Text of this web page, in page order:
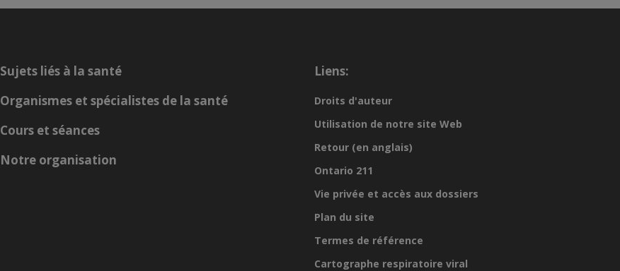
Sujets liés à la santé
Organismes et spécialistes de la santé
Cours et séances
Notre organisation
Liens:
Droits d'auteur
Utilisation de notre site Web
Retour (en anglais)
Ontario 211
Vie privée et accès aux dossiers
Plan du site
Termes de référence
Cartographe respiratoire viral